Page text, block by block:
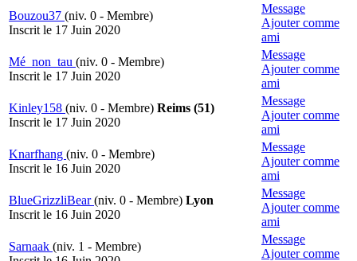
Bouzou37 (niv. 0 - Membre)
Inscrit le 17 Juin 2020
Message
Ajouter comme
ami
Mé_non_tau (niv. 0 - Membre)
Inscrit le 17 Juin 2020
Message
Ajouter comme
ami
Kinley158 (niv. 0 - Membre) Reims (51)
Inscrit le 17 Juin 2020
Message
Ajouter comme
ami
Knarfhang (niv. 0 - Membre)
Inscrit le 16 Juin 2020
Message
Ajouter comme
ami
BlueGrizzliBear(niv. 0 - Membre) Lyon
Inscrit le 16 Juin 2020
Message
Ajouter comme
ami
Sarnaak (niv. 1 - Membre)
Message
Ajouter comme